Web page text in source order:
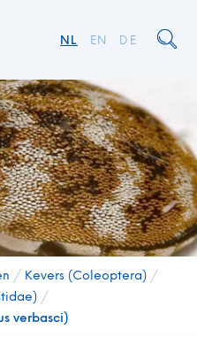
DE
EN
NL
/ Kevers (Coleoptera) /
/
verbasci)